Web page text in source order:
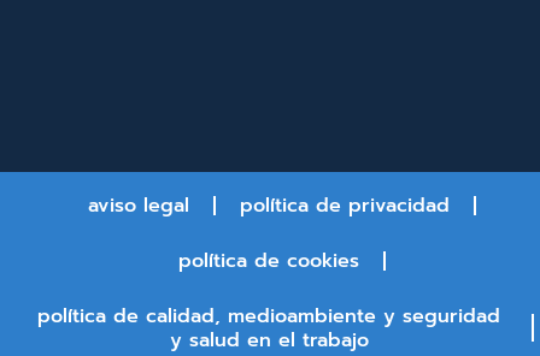
aviso legal
política de privacidad
política de cookies
política de calidad, medioambiente y seguridad
y salud en el trabajo